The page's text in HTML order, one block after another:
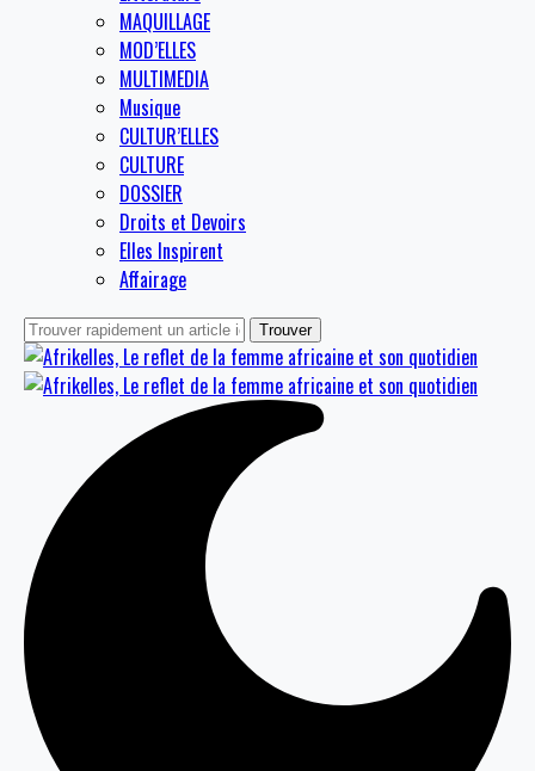
MAQUILLAGE
MOD’ELLES
MULTIMEDIA
Musique
CULTUR’ELLES
CULTURE
DOSSIER
Droits et Devoirs
Elles Inspirent
Affairage